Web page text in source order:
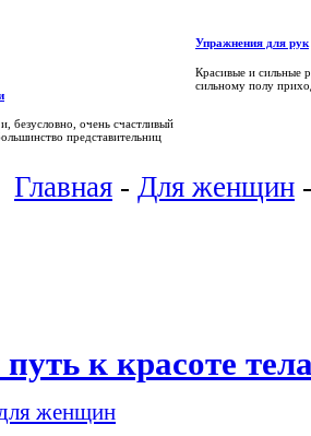
безусловно, очень счастливый
представительниц
Упражнения для рук
Красивые и сильные
сильному полу
Главная - Для женщин
к красоте
женщин